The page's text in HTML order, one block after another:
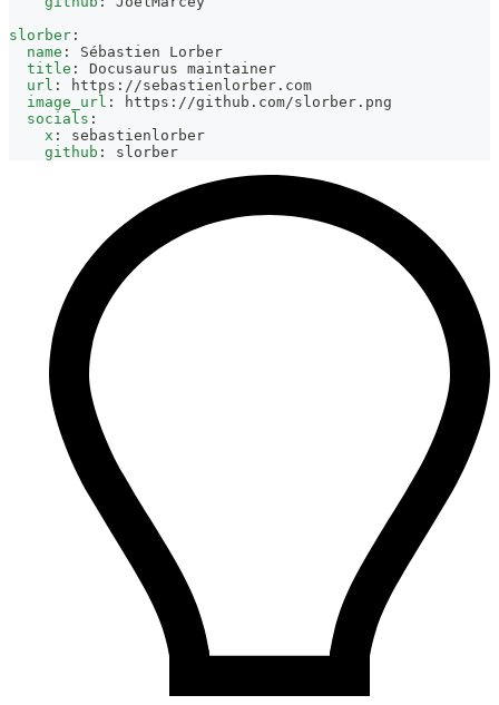
slorber :
name :
Sébastien Lorber
title :
Docusaurus maintainer
url : https : //sebastienlorber.com
image_url : https : //github.com/slorber.png
socials :
x :
sebastienlorber
github : slorber